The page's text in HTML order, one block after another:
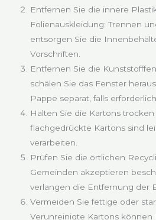
Entfernen Sie die innere
Folienauskleidung: Trennen
entsorgen Sie die
Vorschriften.
Entfernen Sie die
schälen Sie das Fenster
Pappe separat, falls erforderlich.
Halten Sie die Kartons trocken
flachgedrückte Kartons sind
verarbeiten.
Prüfen Sie die örtlichen
Gemeinden akzeptieren
verlangen die Entfernung der
Vermeiden Sie fettige oder
Verunreinigte Kartons können